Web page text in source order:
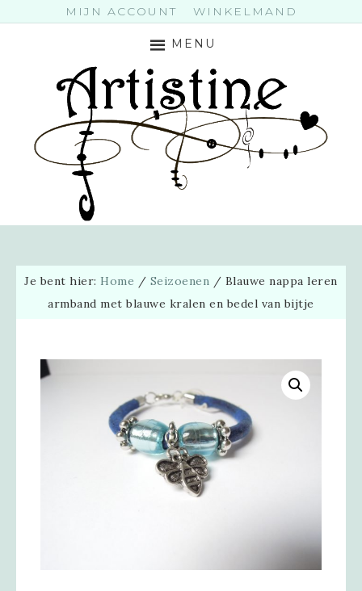
MIJN ACCOUNT WINKELMAND
MENU
Je bent hier: Home / Seizoenen / Blauwe nappa leren
armband met blauwe kralen en bedel van bijtje